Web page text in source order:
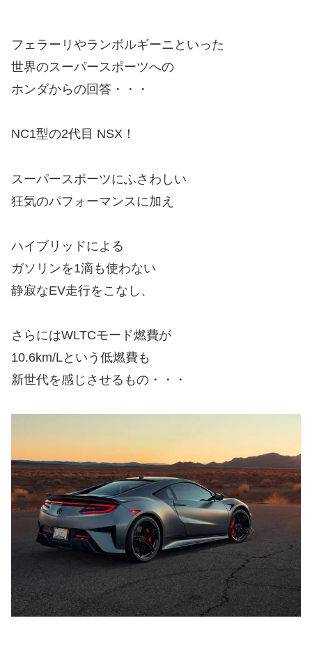
フェラーリやランボルギーニといった
世界のスーパースポーツへの
ホンダからの回答・・・
NC1型の2代目 NSX！
スーパースポーツにふさわしい
狂気のパフォーマンスに加え
ハイブリッドによる
ガソリンを1滴も使わない
静寂なEV走行をこなし、
さらにはWLTCモード燃費が
10.6km/Lという低燃費も
新世代を感じさせるもの・・・